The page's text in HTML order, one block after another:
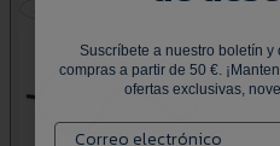
Suscríbete a nuestro boletín
compras a partir de 50 €.
ofertas exclusivas,